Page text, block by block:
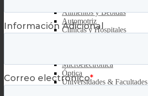
Alimentos y Bebidas
Automotriz
Clinicas y Hospitales
Microelectrónica
Óptica
Universidades & Facultades